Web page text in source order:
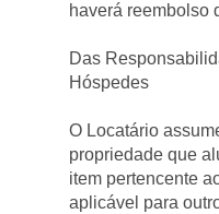
haverá reembolso
Das
Hóspedes
O Locatário
propriedade que
item pertencente
aplicável para